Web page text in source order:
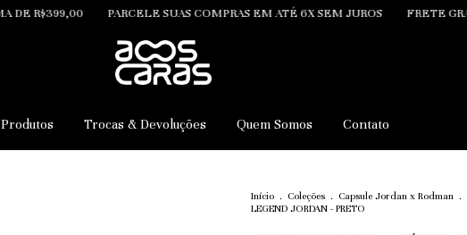
PARCELE SUAS COMPRAS EM ATÉ 6X SEM JUROS FRETE GRÁTIS PARA
Produtos Trocas & Devoluções Quem Somos Contato
Início . Coleções . Capsule Jordan x Rodman .
LEGEND JORDAN - PRETO